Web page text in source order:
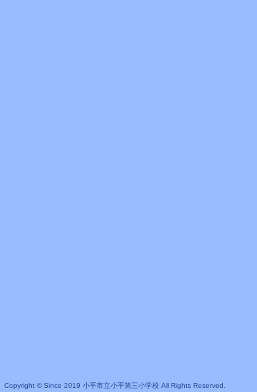
Copyright © Since 2019 小平市立小平第三小学校 All Rights Reserved.